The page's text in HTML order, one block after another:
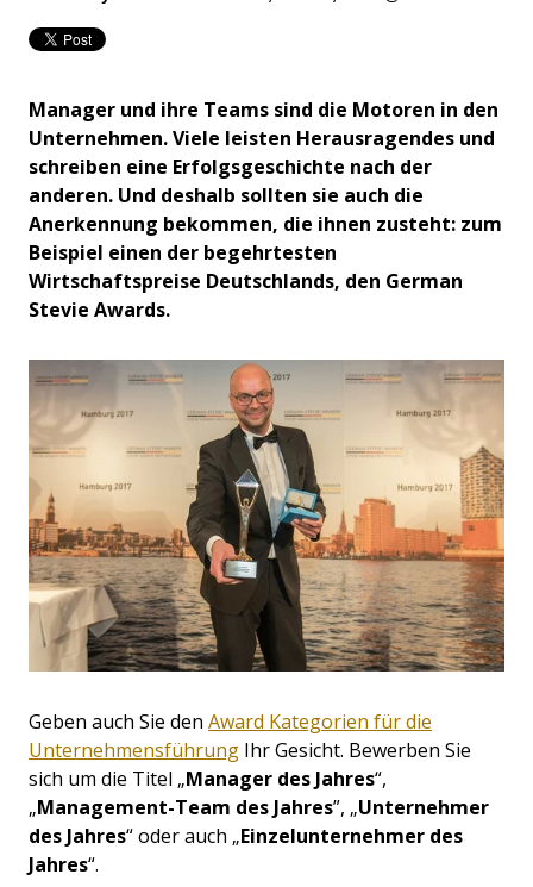
Manager und ihre Teams sind die Motoren in den
Unternehmen. Viele leisten Herausragendes und
schreiben eine Erfolgsgeschichte nach der
anderen. Und deshalb sollten sie auch die
Anerkennung bekommen, die ihnen zusteht: zum
Beispiel einen der begehrtesten
Wirtschaftspreise Deutschlands, den German
Stevie Awards.
Geben auch Sie den Award Kategorien für die
Unternehmensführung Ihr Gesicht. Bewerben Sie
sich um die Titel „Manager des Jahres“,
„Management-Team des Jahres”, „Unternehmer
des Jahres“ oder auch „Einzelunternehmer des
Jahres“.